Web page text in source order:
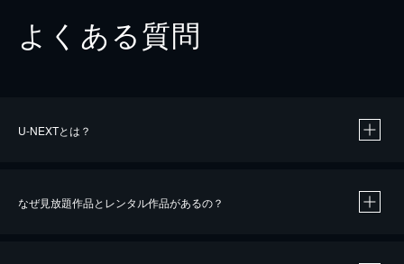
よくある質問
U-NEXTとは？
なぜ見放題作品とレンタル作品があるの？